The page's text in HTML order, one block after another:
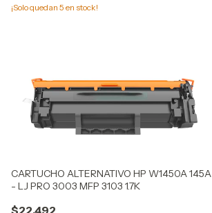
¡Solo quedan 5 en stock!
CARTUCHO ALTERNATIVO HP W1450A 145A
- LJ PRO 3003 MFP 3103 1.7K
$22.492